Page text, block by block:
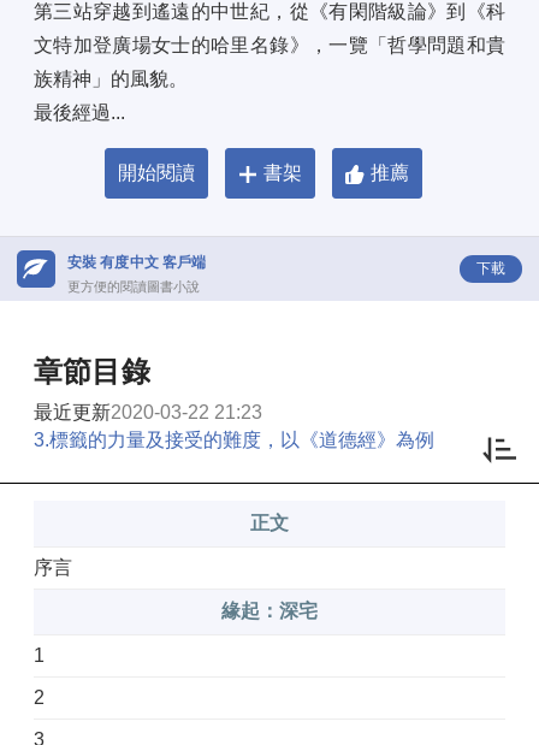
第三站穿越到遙遠的中世紀，從《有閑階級論》到《科
文特加登廣場女士的哈里名錄》，一覽「哲學問題和貴
族精神」的風貌。
最後經過...
開始閱讀 書架 推薦
安裝 有度中文 客戶端
更方便的閱讀圖書小說
下載
章節目錄
最近更新2020-03-22 21:23
3.標籤的力量及接受的難度，以《道德經》為例
正文
序言
緣起：深宅
1
2
3